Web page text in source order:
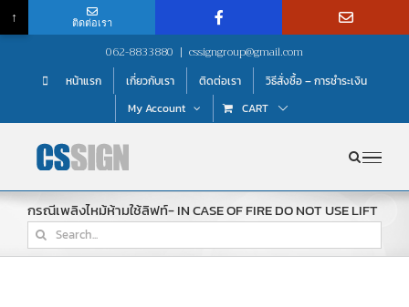
content
062-8833880 | cssigngroup@gmail.com
หน้าแรก เกี่ยวกับเรา ติดต่อเรา
วิธีสั่งซื้อ – การชำระเงิน
My Account
CART
กรณีเพลิงไหม้ห้ามใช้ลิฟท์- IN CASE OF FIRE DO NOT USE LIFT
Search
for:
↑ ติดต่อเรา